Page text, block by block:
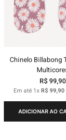
Chinelo Billabong
R$99,90
Em até 1xR$99,90
ADICIONAR AO